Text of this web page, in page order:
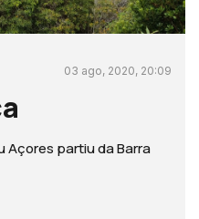
03 ago, 2020, 20:09
Açores partiu da Barra